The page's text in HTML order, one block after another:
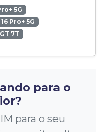
5G
Pro+ 5G
7T
para o
para o seu